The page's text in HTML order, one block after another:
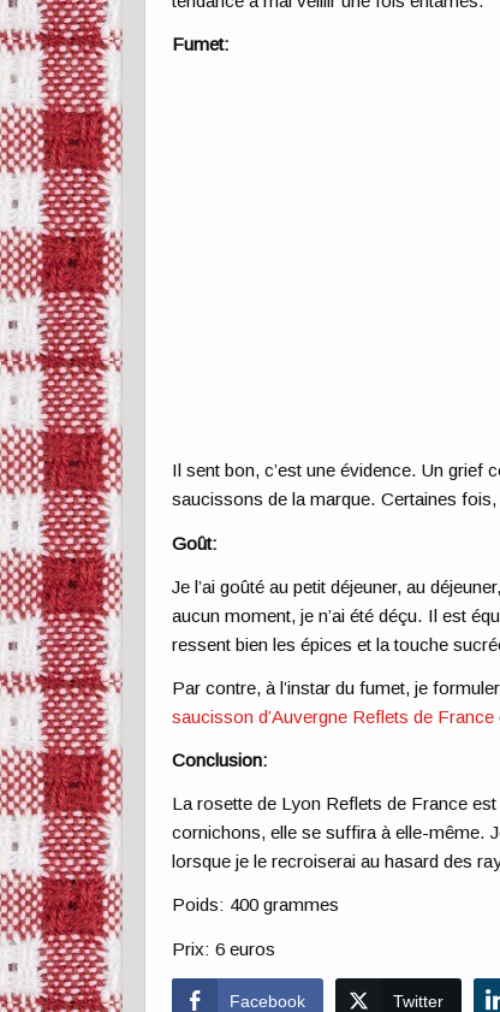
Fumet:
Il sent bon, c’est une évidence. Un grief
saucissons de la marque. Certaines fois,
Goût:
Je l’ai goûté au petit déjeuner, au
aucun moment, je n’ai été déçu. Il est
ressent bien les épices et la touche
Par contre, à l’instar du fumet, je
saucisson d’Auvergne Reflets de France
Conclusion:
La rosette de Lyon Reflets de France
cornichons, elle se suffira à elle-même.
lorsque je le recroiserai au hasard des
Poids: 400 grammes
Prix: 6 euros
Facebook Twitter